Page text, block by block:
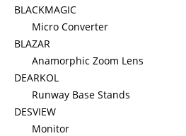
BLACKMAGIC
Micro Converter
BLAZAR
Anamorphic Zoom Lens
DEARKOL
Runway Base Stands
DESVIEW
Monitor